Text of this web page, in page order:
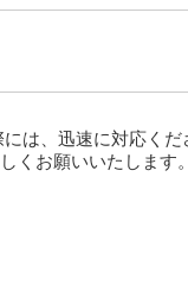
は、迅速に対応く
くお願いいたします。